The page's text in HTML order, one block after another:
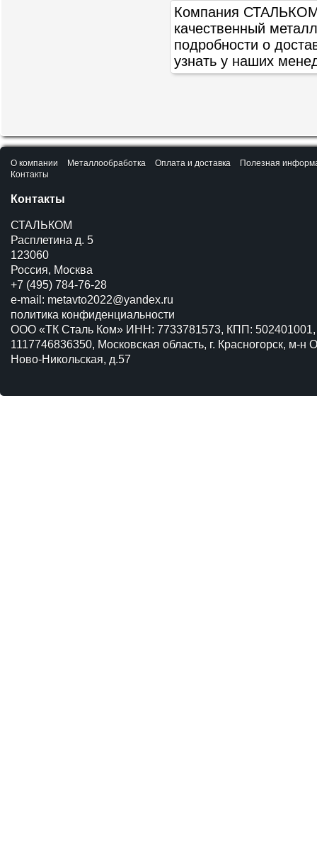
Компания СТАЛЬКОМ
качественный
подробности о
узнать у наших
О компании Металлообработка Оплата и доставка
Полезная
Контакты
Контакты
СТАЛЬКОМ
Расплетина д. 5
123060
Россия, Москва
+7 (495) 784-76-28
e-mail: metavto2022@yandex.ru
политика конфиденциальности
ООО «ТК Сталь Ком» ИНН: 7733781573, КПП:
1117746836350, Московская область, г. Красногорск, м-н
Ново-Никольская, д.57